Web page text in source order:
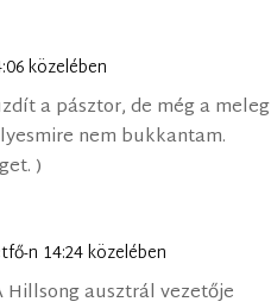
közelében
a pásztor, de még a meleg
nem bukkantam.
)
n 14:24 közelében
ausztrál vezetője